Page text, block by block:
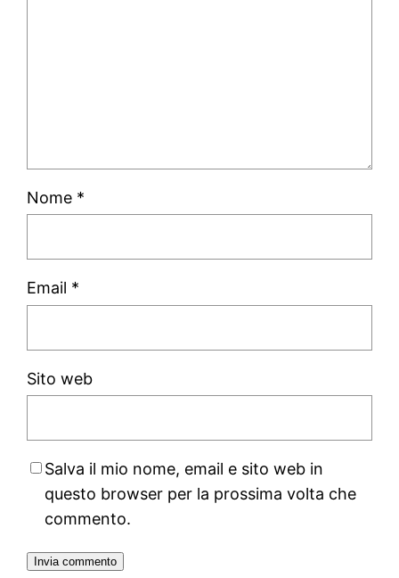
Nome *
Email *
Sito web
Salva il mio nome, email e sito web in
questo browser per la prossima volta che
commento.